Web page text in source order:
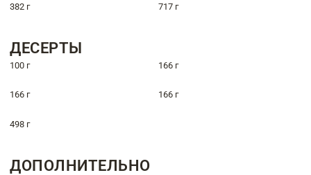
382 г 717 г
ДЕСЕРТЫ
100 г 166 г
166 г 166 г
498 г
ДОПОЛНИТЕЛЬНО